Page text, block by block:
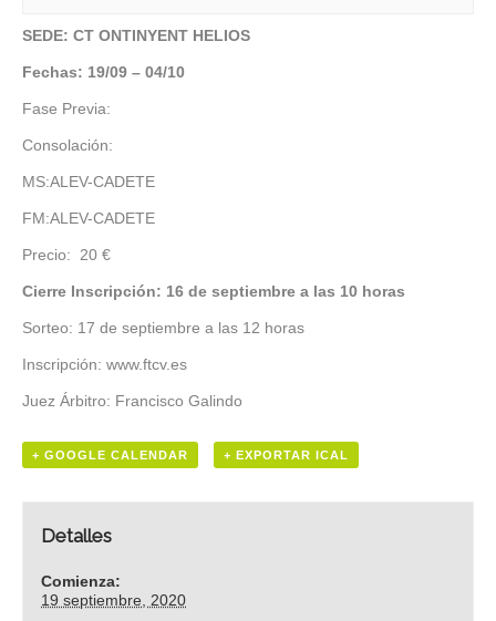
SEDE: CT ONTINYENT HELIOS
Fechas: 19/09 – 04/10
Fase Previa:
Consolación:
MS:ALEV-CADETE
FM:ALEV-CADETE
Precio: 20 €
Cierre Inscripción: 16 de septiembre a las 10 horas
Sorteo: 17 de septiembre a las 12 horas
Inscripción: www.ftcv.es
Juez Árbitro: Francisco Galindo
+ GOOGLE CALENDAR + EXPORTAR ICAL
Detalles
Comienza:
19 septiembre, 2020